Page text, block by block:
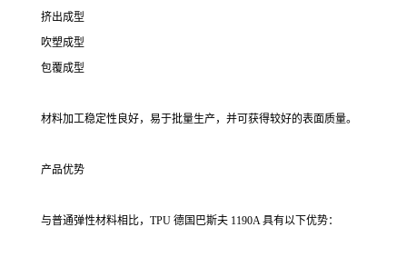
挤出成型
吹塑成型
包覆成型
材料加工稳定性良好，易于批量生产，并可获得较好的表面质量。
产品优势
与普通弹性材料相比，TPU 德国巴斯夫 1190A 具有以下优势：